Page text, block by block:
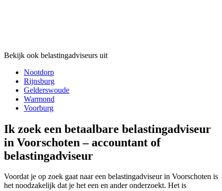
Bekijk ook belastingadviseurs uit
Nootdorp
Rijnsburg
Gelderswoude
Warmond
Voorburg
Ik zoek een betaalbare belastingadviseur
in Voorschoten – accountant of
belastingadviseur
Voordat je op zoek gaat naar een belastingadviseur in Voorschoten is
het noodzakelijk dat je het een en ander onderzoekt. Het is